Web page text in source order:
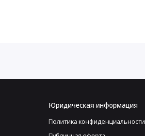
Юридическая информация
Политика конфиденциальности